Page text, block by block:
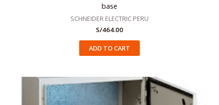
base
SCHNEIDER ELECTRIC PERU
S/464.00
ADD TO CART